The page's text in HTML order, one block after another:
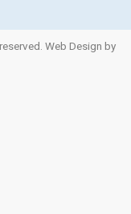
Web Design by